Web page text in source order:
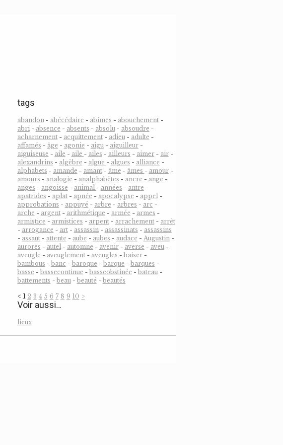
tags
abandon- abécédaire - abîmes - abouchement-
abri- absence - absents - absolu- absoudre -
acharnement- acquittement- adieu- adulte -
affamés - âge - agonie - aigu- aiguilleur-
aiguiseuse - aile - aile - ailes - ailleurs - aimer- air-
alexandrins - algèbre - algue - algues - alliance -
alphabets - amande - amant- âme - âmes - amour-
amours - analogie - analphabètes - ancre - ange -
anges - angoisse - animal - années - antre -
apatrides - aplat- apnée - apocalypse - appel-
approbations - appuyé - arbre - arbres - arc -
arche - argent- arithmétique - armée - armes -
armistice - armistices - arpent- arrachement- arrêt
- arrogance - art- assassin- assassinats - assassins
- assaut- attente - aube - aubes - audace - Augustin-
aurores - autel- automne - avenir- averse - aveu-
aveugle - aveuglement- aveugles - baiser-
bambous - banc - baroque - barque - barques -
basse - bassecontinue - basseobstinée - bateau-
battements - beau- beauté - beautés
< 1 2 3 4 5 6 7 8 9 10 >
Voir aussi…
lieux